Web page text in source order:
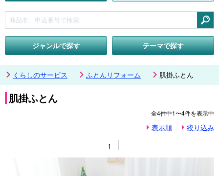
ジャンルで探す
テーマで探す
くらしのサービス ふとんリフォーム 肌掛ふとん
肌掛ふとん
全4件中1〜4件を表示中
表示順
絞り込み
1